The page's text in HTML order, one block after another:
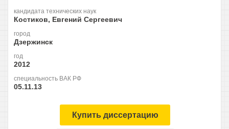
кандидата технических наук
Костиков, Евгений Сергеевич
город
Дзержинск
год
2012
специальность ВАК РФ
05.11.13
Купить диссертацию